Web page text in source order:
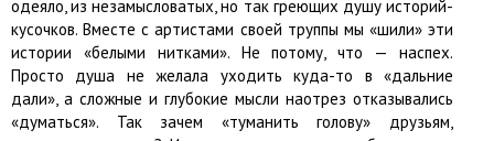
одеяло, из незамысловатых, но так греющих душу историй-
кусочков. Вместе с артистами своей труппы мы «шили» эти
истории «белыми нитками». Не потому, что — наспех.
Просто душа не желала уходить куда-то в «дальние
дали», а сложные и глубокие мысли наотрез отказывались
«думаться». Так зачем «туманить голову» друзьям,